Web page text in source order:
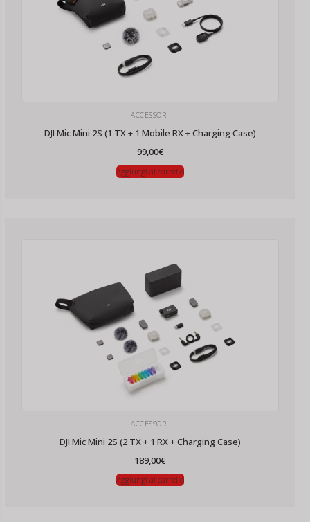
ACCESSORI
DJI Mic Mini 2S (1 TX + 1 Mobile RX + Charging Case)
99,00€
Aggiungi al carrello
ACCESSORI
DJI Mic Mini 2S (2 TX + 1 RX + Charging Case)
189,00€
Aggiungi al carrello